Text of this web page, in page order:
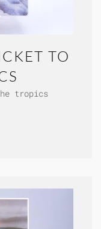
TO
tropics